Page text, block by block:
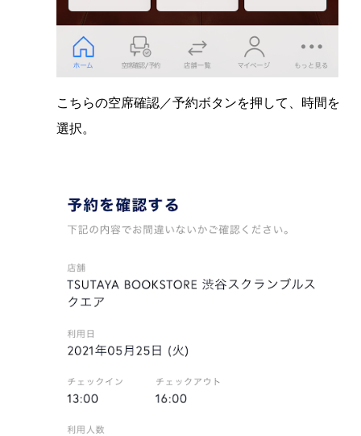
こちらの空席確認／予約ボタンを押して、時間を
選択。